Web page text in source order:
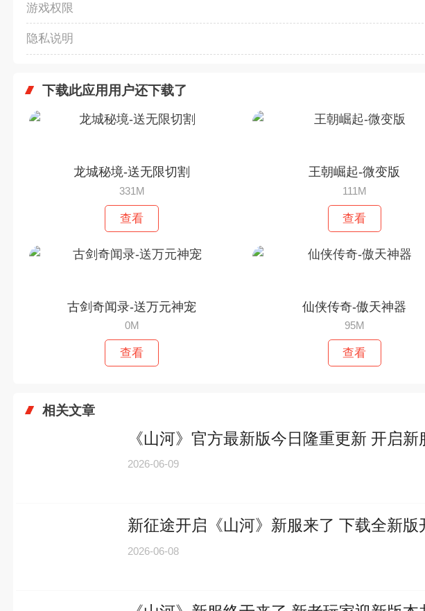
游戏权限
隐私说明
下载此应用用户还下载了
龙城秘境-送无限切割
331M
查看
王朝崛起-微变版
111M
查看
古剑奇闻录-送万元神宠
0M
查看
仙侠传奇-傲天神器
95M
查看
相关文章
《山河》官方最新版今日隆重更新 开启
2026-06-09
新征途开启《山河》新服来了 下载全新版
2026-06-08